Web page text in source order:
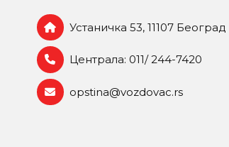
Устаничка 53, 11107 Београд
Централа: 011/ 244-7420
opstina@vozdovac.rs